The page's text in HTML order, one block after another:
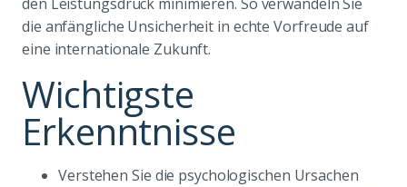
die anfängliche Unsicherheit in echte Vorfreude auf
eine internationale Zukunft.
Wichtigste
Erkenntnisse
Verstehen Sie die psychologischen Ursachen